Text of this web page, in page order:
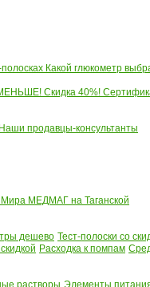
Какой глюкометр
Скидка 40%!
Наши продавцы-консультанты
Мира МЕДМАГ на Таганской
дешево Тест-полоски со
Расходка к помпам
растворы Элементы